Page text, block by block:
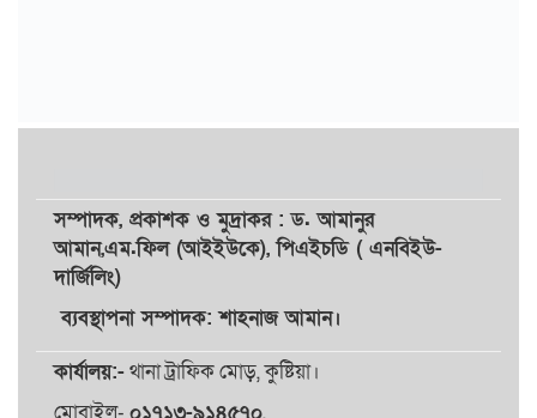
সম্পাদক, প্রকাশকওমুদ্রাকর: ড. আমানুর
আমান,এম.ফিল (আইইউকে), পিএইচডি ( এনবিইউ-
দার্জিলিং)
ব্যবস্থাপনা সম্পাদক: শাহনাজ আমান।
কার্যালয়:-থানা ট্রাফিক মোড়, কুষ্টিয়া।